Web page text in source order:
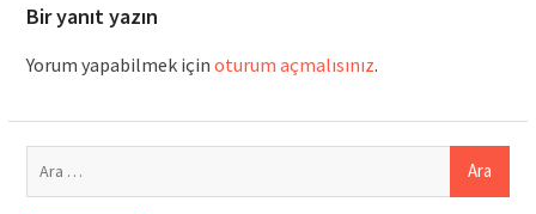
Bir yanıt yazın
Yorum yapabilmek için oturum açmalısınız.